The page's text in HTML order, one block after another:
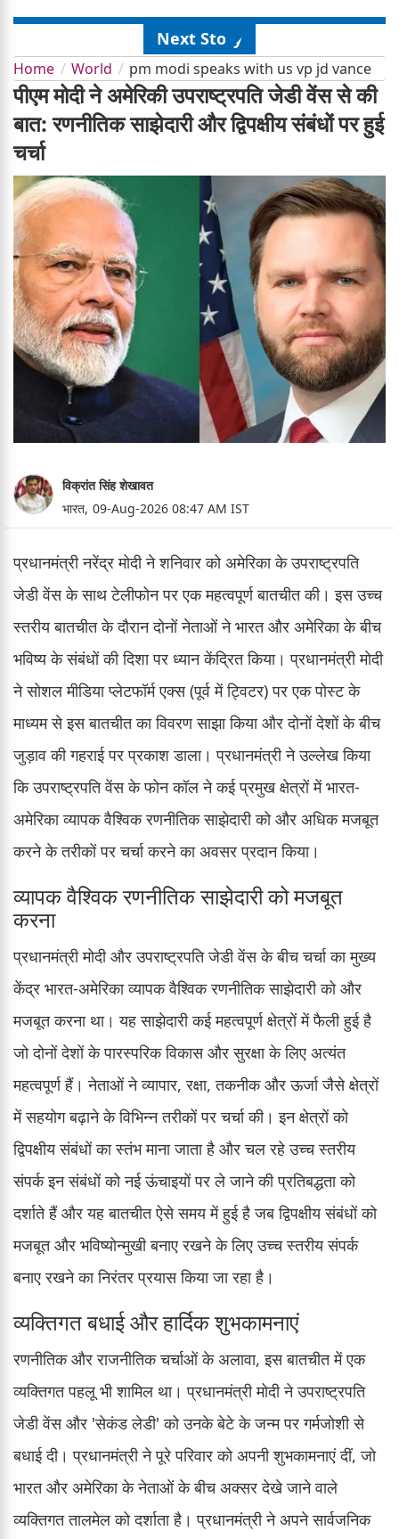
Next Story
Home World pm modi speaks with us vp jd vance
पीएम मोदी ने अमेरिकी उपराष्ट्रपति जेडी वेंस से की
बात: रणनीतिक साझेदारी और द्विपक्षीय संबंधों पर हुई
चर्चा
विक्रांत सिंह शेखावत
भारत, 09-Aug-2026 08:47 AM IST
प्रधानमंत्री नरेंद्र मोदी ने शनिवार को अमेरिका के उपराष्ट्रपति
जेडी वेंस के साथ टेलीफोन पर एक महत्वपूर्ण बातचीत की। इस उच्च
स्तरीय बातचीत के दौरान दोनों नेताओं ने भारत और अमेरिका के बीच
भविष्य के संबंधों की दिशा पर ध्यान केंद्रित किया। प्रधानमंत्री मोदी
ने सोशल मीडिया प्लेटफॉर्म एक्स (पूर्व में ट्विटर) पर एक पोस्ट के
माध्यम से इस बातचीत का विवरण साझा किया और दोनों देशों के बीच
जुड़ाव की गहराई पर प्रकाश डाला। प्रधानमंत्री ने उल्लेख किया
कि उपराष्ट्रपति वेंस के फोन कॉल ने कई प्रमुख क्षेत्रों में भारत-
अमेरिका व्यापक वैश्विक रणनीतिक साझेदारी को और अधिक मजबूत
करने के तरीकों पर चर्चा करने का अवसर प्रदान किया।
व्यापक वैश्विक रणनीतिक साझेदारी को मजबूत
करना
प्रधानमंत्री मोदी और उपराष्ट्रपति जेडी वेंस के बीच चर्चा का मुख्य
केंद्र भारत-अमेरिका व्यापक वैश्विक रणनीतिक साझेदारी को और
मजबूत करना था। यह साझेदारी कई महत्वपूर्ण क्षेत्रों में फैली हुई है
जो दोनों देशों के पारस्परिक विकास और सुरक्षा के लिए अत्यंत
महत्वपूर्ण हैं। नेताओं ने व्यापार, रक्षा, तकनीक और ऊर्जा जैसे क्षेत्रों
में सहयोग बढ़ाने के विभिन्न तरीकों पर चर्चा की। इन क्षेत्रों को
द्विपक्षीय संबंधों का स्तंभ माना जाता है और चल रहे उच्च स्तरीय
संपर्क इन संबंधों को नई ऊंचाइयों पर ले जाने की प्रतिबद्धता को
दर्शाते हैं और यह बातचीत ऐसे समय में हुई है जब द्विपक्षीय संबंधों को
मजबूत और भविष्योन्मुखी बनाए रखने के लिए उच्च स्तरीय संपर्क
बनाए रखने का निरंतर प्रयास किया जा रहा है।
व्यक्तिगत बधाई और हार्दिक शुभकामनाएं
रणनीतिक और राजनीतिक चर्चाओं के अलावा, इस बातचीत में एक
व्यक्तिगत पहलू भी शामिल था। प्रधानमंत्री मोदी ने उपराष्ट्रपति
जेडी वेंस और 'सेकंड लेडी' को उनके बेटे के जन्म पर गर्मजोशी से
बधाई दी। प्रधानमंत्री ने पूरे परिवार को अपनी शुभकामनाएं दीं, जो
भारत और अमेरिका के नेताओं के बीच अक्सर देखे जाने वाले
व्यक्तिगत तालमेल को दर्शाता है। प्रधानमंत्री ने अपने सार्वजनिक